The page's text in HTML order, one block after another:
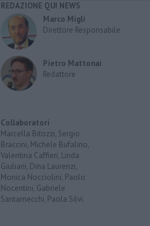
REDAZIONE QUI NEWS
Marco Migli
Direttore Responsabile
Pietro Mattonai
Redattore
Collaboratori
Marcella Bitozzi, Sergio
Braccini, Michele Bufalino,
Valentina Caffieri, Linda
Giuliani, Dina Laurenzi,
Monica Nocciolini, Paolo
Nocentini, Gabriele
Santarnecchi, Paola Silvi.